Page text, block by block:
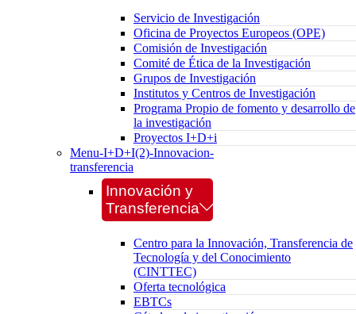
Servicio de Investigación
Oficina de Proyectos Europeos (OPE)
Comisión de Investigación
Comité de Ética de la Investigación
Grupos de Investigación
Institutos y Centros de Investigación
Programa Propio de fomento y desarrollo de
la investigación
Proyectos I+D+i
Menu-I+D+I(2)-Innovacion-
transferencia
Innovación y
Transferencia
Centro para la Innovación, Transferencia de
Tecnología y del Conocimiento
(CINTTEC)
Oferta tecnológica
EBTCs